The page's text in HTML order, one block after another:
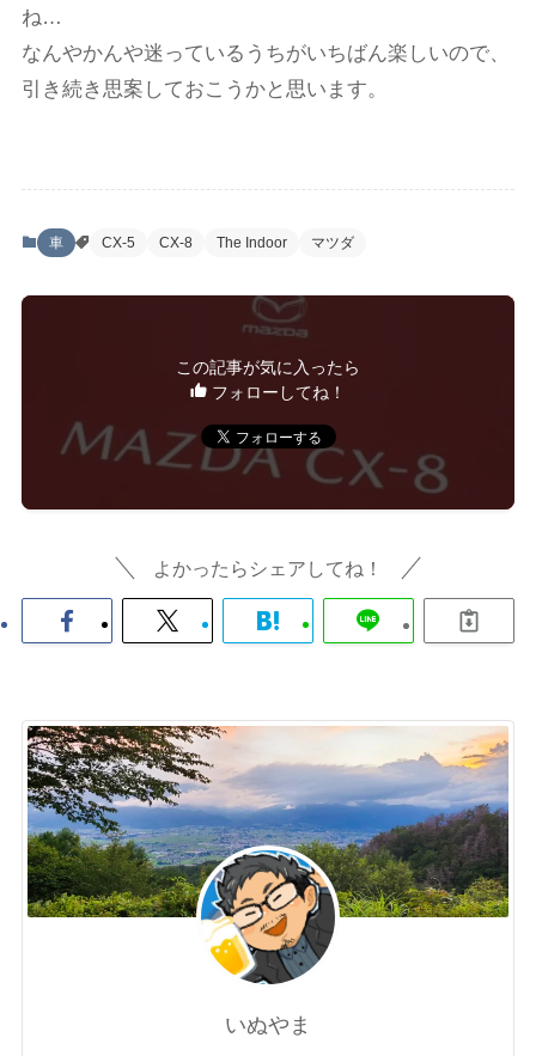
ね…
なんやかんや迷っているうちがいちばん楽しいので、
引き続き思案しておこうかと思います。
車 CX-5 CX-8 The Indoor マツダ
この記事が気に入ったら
フォローしてね！
よかったらシェアしてね！
いぬやま